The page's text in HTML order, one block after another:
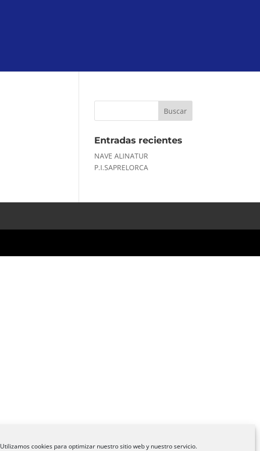
Utilizamos cookies para optimizar nuestro sitio web y nuestro servicio.
Entradas recientes
NAVE ALINATUR
P.I.SAPRELORCA